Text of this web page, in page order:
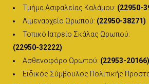
Τμήμα Ασφαλείας Καλάμου: (22950-
Λιμεναρχείο Ωρωπού: (22950-38271)
Τοπικό Ιατρείο Σκάλας Ωρωπού:
(22950-32222)
Ασθενοφόρο Ωρωπού: (22953-20166)
Ειδικός Σύμβουλος Πολιτικής